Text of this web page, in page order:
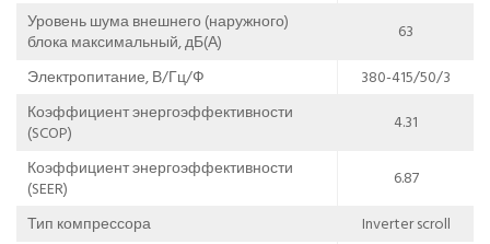
Уровень шума внешнего (наружного)
блока максимальный, дБ(А)
63
Электропитание, В/Гц/Ф
380-415/50/3
Коэффициент энергоэффективности
(SCOP)
4.31
Коэффициент энергоэффективности
(SEER)
6.87
Тип компрессора
Inverter scroll